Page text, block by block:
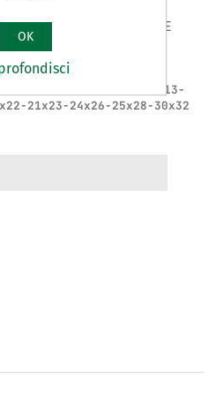
DOPPIE CURVE
del prodotto
6x7-8x9-10x11-12x13-
21x23-24x26-25x28-30x32
OK